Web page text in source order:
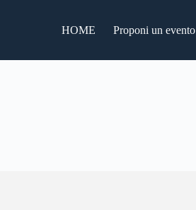
HOME Proponi un evento